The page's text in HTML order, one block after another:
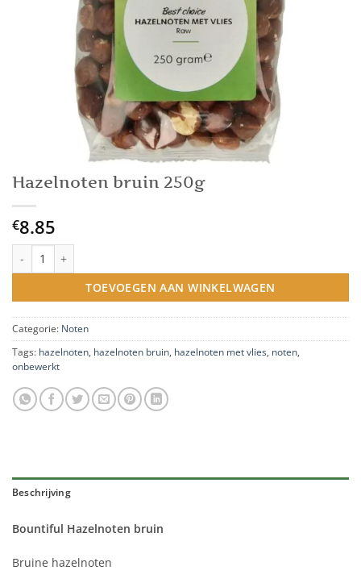
Hazelnoten bruin 250g
€8.85
Hazelnoten bruin 250g aantal
TOEVOEGEN AAN WINKELWAGEN
Categorie: Noten
Tags: hazelnoten hazelnoten bruin hazelnoten met vlies noten
onbewerkt
Beschrijving
Bountiful Hazelnoten bruin
Bruine hazelnoten